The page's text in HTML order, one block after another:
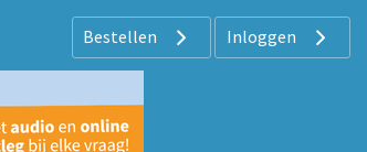
Bestellen Inloggen